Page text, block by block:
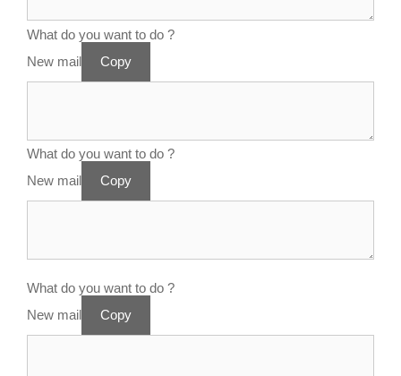
What do you want to do ?
New mail
Copy
What do you want to do ?
New mail
Copy
What do you want to do ?
New mail
Copy